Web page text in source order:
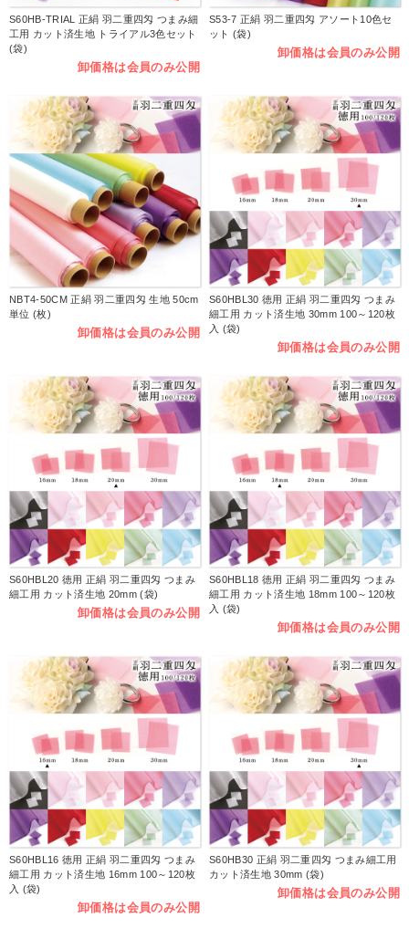
S60HB-TRIAL 正絹 羽二重四匁 つまみ細
工用 カット済生地 トライアル3色セット
(袋)
卸価格は会員のみ公開
S53-7 正絹 羽二重四匁 アソート10色セ
ット (袋)
卸価格は会員のみ公開
NBT4-50CM 正絹 羽二重四匁 生地 50cm
単位 (枚)
卸価格は会員のみ公開
S60HBL30 徳用 正絹 羽二重四匁 つまみ
細工用 カット済生地 30mm 100～120枚
入 (袋)
卸価格は会員のみ公開
S60HBL20 徳用 正絹 羽二重四匁 つまみ
細工用 カット済生地 20mm (袋)
卸価格は会員のみ公開
S60HBL18 徳用 正絹 羽二重四匁 つまみ
細工用 カット済生地 18mm 100～120枚
入 (袋)
卸価格は会員のみ公開
S60HBL16 徳用 正絹 羽二重四匁 つまみ
細工用 カット済生地 16mm 100～120枚
入 (袋)
卸価格は会員のみ公開
S60HB30 正絹 羽二重四匁 つまみ細工用
カット済生地 30mm (袋)
卸価格は会員のみ公開